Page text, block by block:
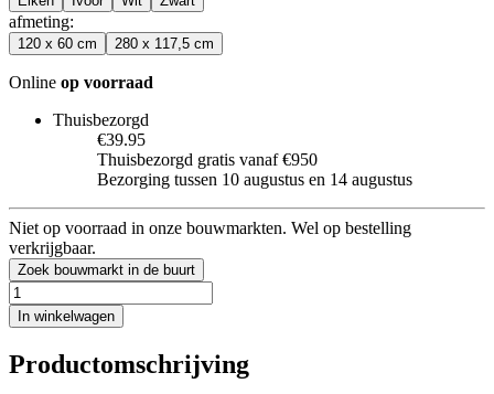
afmeting:
120 x 60 cm 280 x 117,5 cm
Online op voorraad
Thuisbezorgd
€39.95
Thuisbezorgd gratis vanaf €950
Bezorging tussen 10 augustus en 14 augustus
Niet op voorraad in onze bouwmarkten. Wel op bestelling
verkrijgbaar.
Zoek bouwmarkt in de buurt
In winkelwagen
Productomschrijving